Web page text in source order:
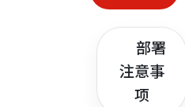
部署
注意事
项